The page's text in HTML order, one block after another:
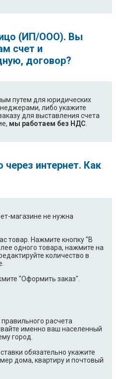
(ИП/ООО). Вы
счет и
договор?
путем для юридических
либо укажите
для выставления счета
мы работаем без НДС
интернет. Как
магазине не нужна
товар. Нажмите кнопку "В
одного товара, нажмите на
количество в
"Оформить заказ".
расчета
именно ваш населенный
город.
обязательно укажите
дома, квартиру и почтовый